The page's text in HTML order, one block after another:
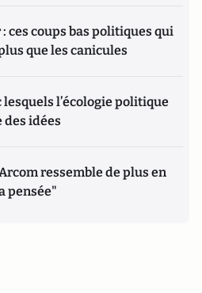
ces coups bas politiques qui
que les canicules
lesquels l’écologie politique
idées
ressemble de plus en
pensée"